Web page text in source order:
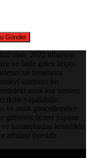
olan, 2022 itibariyle
ve önde gelen kripto
ve fırsatlarını
sürdüren bir
anlık kur verileri
yaşanabilir.
ve anlık güncellemeler
gidilerek ticaret yapılan
ve kazançlardan kesinlikle
affiliate üyesidir.